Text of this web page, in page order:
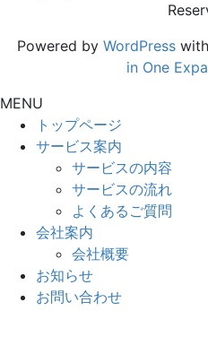
Powered by WordPress with
in One
MENU
トップページ
サービス案内
サービスの内容
サービスの流れ
よくあるご質問
会社案内
会社概要
お知らせ
お問い合わせ